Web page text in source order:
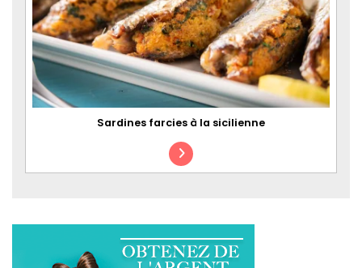
Sardines farcies à la sicilienne